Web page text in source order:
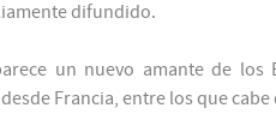
difundido.
un nuevo amante de
Francia, entre los que cabe